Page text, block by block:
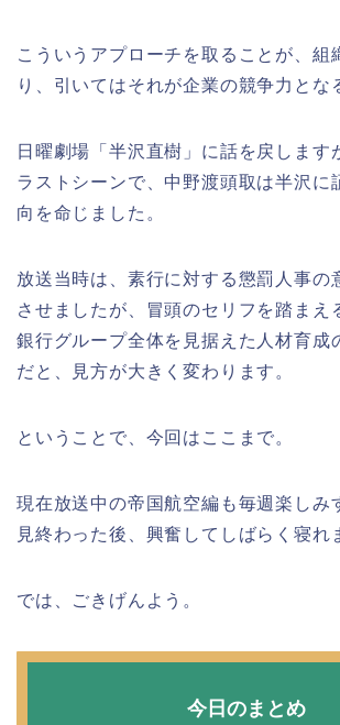
こういうアプローチを取ることが、組
り、引いてはそれが企業の競争力とな
日曜劇場「半沢直樹」に話を戻します
ラストシーンで、中野渡頭取は半沢に
向を命じました。
放送当時は、素行に対する懲罰人事の
させましたが、冒頭のセリフを踏まえ
銀行グループ全体を見据えた人材育成
だと、見方が大きく変わります。
ということで、今回はここまで。
現在放送中の帝国航空編も毎週楽しみ
見終わった後、興奮してしばらく寝れ
では、ごきげんよう。
今日のまとめ